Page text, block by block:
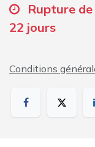
Rupture
22 jours
Conditions